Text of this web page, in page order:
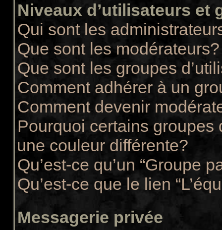
Niveaux d’utilisateurs et
Qui sont les
Que sont les modérateurs?
Que sont les groupes
Comment adhérer à un
Comment devenir
Pourquoi certains groupes
une couleur différente?
Qu’est-ce qu’un “Groupe
Qu’est-ce que le lien
Messagerie privée